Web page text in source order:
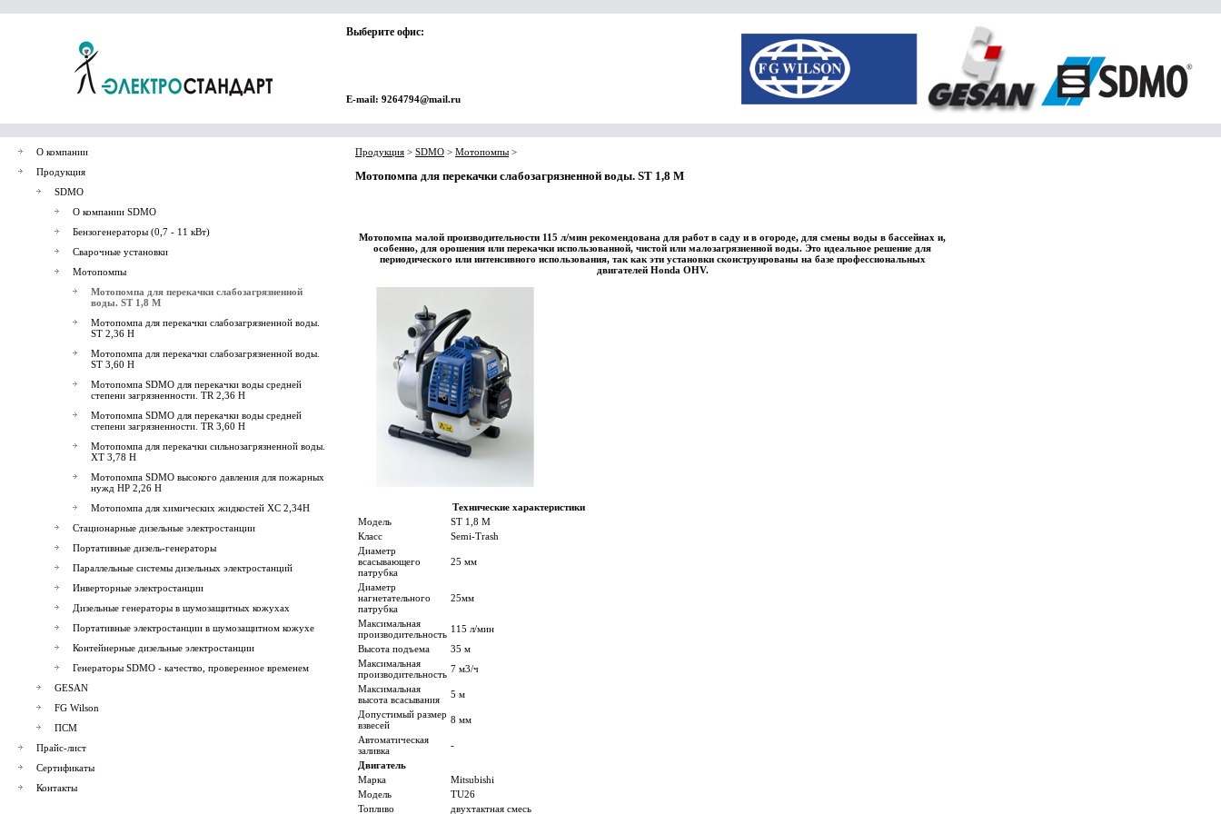
Выберите офис:
E-mail: 9264794@mail.ru
О компании
Продукция
SDMO
О компании SDMO
Бензогенераторы (0,7 - 11 кВт)
Сварочные установки
Мотопомпы
Мотопомпа для перекачки слабозагрязненной
воды. ST 1,8 M
Мотопомпа для перекачки слабозагрязненной воды.
ST 2,36 H
Мотопомпа для перекачки слабозагрязненной воды.
ST 3,60 H
Мотопомпа SDMO для перекачки воды средней
степени загрязненности. TR 2,36 H
Мотопомпа SDMO для перекачки воды средней
степени загрязненности. TR 3,60 H
Мотопомпа для перекачки сильнозагрязненной воды.
XT 3,78 H
Мотопомпа SDMO высокого давления для пожарных
нужд НР 2,26 H
Мотопомпа для химических жидкостей XC 2,34Н
Стационарные дизельные электростанции
Портативные дизель-генераторы
Параллельные системы дизельных электростанций
Инверторные электростанции
Дизельные генераторы в шумозащитных кожухах
Портативные электростанции в шумозащитном кожухе
Контейнерные дизельные электростанции
Генераторы SDMO - качество, проверенное временем
GESAN
FG Wilson
ПСМ
Прайс-лист
Сертификаты
Контакты
Продукция > SDMO > Мотопомпы >
Мотопомпа для перекачки слабозагрязненной воды. ST 1,8 M
Мотопомпа малой производительности 115 л/мин рекомендована для работ в саду и в огороде, для смены воды в бассейнах и,
особенно, для орошения или перекачки использованной, чистой или малозагрязненной воды. Это идеальное решение для
периодического или интенсивного использования, так как эти установки сконструированы на базе профессиональных
двигателей Honda OHV.
Технические характеристики
Модель
ST 1,8 M
Класс
Semi-Trash
Диаметр
всасывающего
патрубка
25 мм
Диаметр
нагнетательного
патрубка
25мм
Максимальная
производительность 115 л/мин
Высота подъема
35 м
Максимальная
производительность 7 м3/ч
Максимальная
высота всасывания
5 м
Допустимый размер
взвесей
8 мм
Автоматическая
заливка
-
Двигатель
Марка
Mitsubishi
Модель
TU26
Топливо
двухтактная смесь